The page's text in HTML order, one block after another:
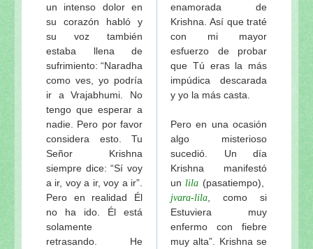
un intenso dolor en
su corazón habló y
su voz también
estaba llena de
sufrimiento: “Naradha
como ves, yo podría
ir a Vrajabhumi. No
tengo que esperar a
nadie. Pero por favor
considera esto. Tu
Señor Krishna
siempre dice: “Sí voy
a ir, voy a ir, voy a ir”.
Pero en realidad Él
no ha ido. Él está
solamente
retrasando. He
enamorada de
Krishna. Así que traté
con mi mayor
esfuerzo de probar
que Tú eras la más
impúdica descarada
y yo la más casta.
Pero en una ocasión
algo misterioso
sucedió. Un día
Krishna manifestó
un lila (pasatiempo),
jvara-lila , como si
Estuviera muy
enfermo con fiebre
muy alta”. Krishna se